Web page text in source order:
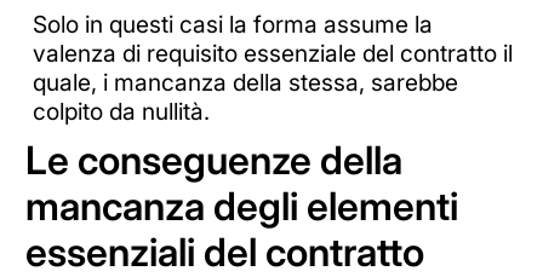
Solo in questi casi la forma assume la
valenza di requisito essenziale del contratto il
quale, i mancanza della stessa, sarebbe
colpito da nullità.
Le conseguenze della
mancanza degli elementi
essenziali del contratto